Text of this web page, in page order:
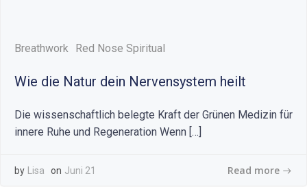
Breathwork Red Nose Spiritual
Wie die Natur dein Nervensystem heilt
Die wissenschaftlich belegte Kraft der Grünen Medizin für
innere Ruhe und Regeneration Wenn […]
by Lisa on Juni 21 Read more